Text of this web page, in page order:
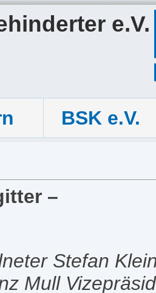
e.V.
BSK e.V.
–
Stefan
Mull